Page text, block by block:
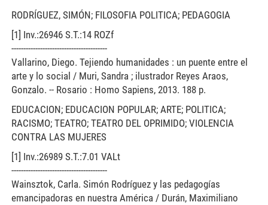
RODRÍGUEZ, SIMÓN; FILOSOFIA POLITICA; PEDAGOGIA
[1] Inv.:26946 S.T.:14 ROZf
----------------------------------------
Vallarino, Diego. Tejiendo humanidades : un puente entre el
arte y lo social / Muri, Sandra ; ilustrador Reyes Araos,
Gonzalo. -- Rosario : Homo Sapiens, 2013. 188 p.
EDUCACION; EDUCACION POPULAR; ARTE; POLITICA;
RACISMO; TEATRO; TEATRO DEL OPRIMIDO; VIOLENCIA
CONTRA LAS MUJERES
[1] Inv.:26989 S.T.:7.01 VALt
----------------------------------------
Wainsztok, Carla. Simón Rodríguez y las pedagogías
emancipadoras en nuestra América / Durán, Maximiliano